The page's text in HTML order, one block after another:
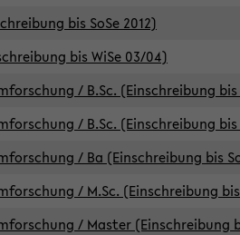
bis SoSe 2012)
bis WiSe 03/04)
/ B.Sc. (Einschreibung bis
/ B.Sc. (Einschreibung bis
/ Ba (Einschreibung bis
/ M.Sc. (Einschreibung bis
/ Master (Einschreibung